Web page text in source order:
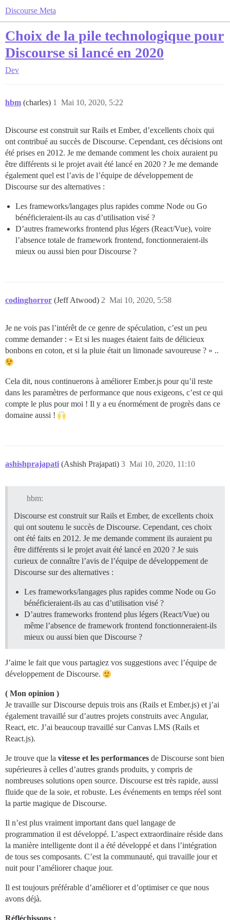
Discourse Meta
Choix de la pile technologique pour
Discourse si lancé en 2020
Dev
hbm (charles) Mai 10, 2020, 5:22
1
Discourse est construit sur Rails et Ember, d’excellents choix qui
ont contribué au succès de Discourse. Cependant, ces décisions ont
été prises en 2012. Je me demande comment les choix auraient pu
être différents si le projet avait été lancé en 2020 ? Je me demande
également quel est l’avis de l’équipe de développement de
Discourse sur des alternatives :
Les frameworks/langages plus rapides comme Node ou Go
bénéficieraient-ils au cas d’utilisation visé ?
D’autres frameworks frontend plus légers (React/Vue), voire
l’absence totale de framework frontend, fonctionneraient-ils
mieux ou aussi bien pour Discourse ?
codinghorror (Jeff Atwood) Mai 10, 2020, 5:58
2
Je ne vois pas l’intérêt de ce genre de spéculation, c’est un peu
comme demander : « Et si les nuages étaient faits de délicieux
bonbons en coton, et si la pluie était un limonade savoureuse ? » ..
Cela dit, nous continuerons à améliorer Ember.js pour qu’il reste
dans les paramètres de performance que nous exigeons, c’est ce qui
compte le plus pour moi ! Il y a eu énormément de progrès dans ce
domaine aussi !
ashishprajapati (Ashish Prajapati) Mai 10, 2020, 11:10
3
hbm:
Discourse est construit sur Rails et Ember, de excellents choix
qui ont soutenu le succès de Discourse. Cependant, ces choix
ont été faits en 2012. Je me demande comment ils auraient pu
être différents si le projet avait été lancé en 2020 ? Je suis
curieux de connaître l’avis de l’équipe de développement de
Discourse sur des alternatives :
Les frameworks/langages plus rapides comme Node ou Go
bénéficieraient-ils au cas d’utilisation visé ?
D’autres frameworks frontend plus légers (React/Vue) ou
même l’absence de framework frontend fonctionneraient-ils
mieux ou aussi bien que Discourse ?
J’aime le fait que vous partagiez vos suggestions avec l’équipe de
développement de Discourse.
( Mon opinion )
Je travaille sur Discourse depuis trois ans (Rails et Ember.js) et j’ai
également travaillé sur d’autres projets construits avec Angular,
React, etc. J’ai beaucoup travaillé sur Canvas LMS (Rails et
React.js).
Je trouve que la vitesse et les performances de Discourse sont bien
supérieures à celles d’autres grands produits, y compris de
nombreuses solutions open source. Discourse est très rapide, aussi
fluide que de la soie, et robuste. Les événements en temps réel sont
la partie magique de Discourse.
Il n’est plus vraiment important dans quel langage de
programmation il est développé. L’aspect extraordinaire réside dans
la manière intelligente dont il a été développé et dans l’intégration
de tous ses composants. C’est la communauté, qui travaille jour et
nuit pour l’améliorer chaque jour.
Il est toujours préférable d’améliorer et d’optimiser ce que nous
avons déjà.
Réfléchissons :